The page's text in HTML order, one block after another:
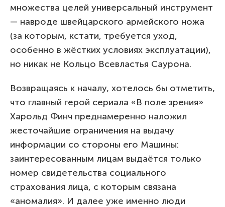
множества целей универсальный инструмент
— навроде швейцарского армейского ножа
(за которым, кстати, требуется уход,
особенно в жёстких условиях эксплуатации),
но никак не Кольцо Всевластья Саурона.
Возвращаясь к началу, хотелось бы отметить,
что главный герой сериала «В поле зрения»
Харольд Финч преднамеренно наложил
жесточайшие ограничения на выдачу
информации со стороны его Машины:
заинтересованным лицам выдаётся только
номер свидетельства социального
страхования лица, с которым связана
«аномалия». И далее уже именно люди